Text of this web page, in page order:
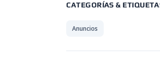
CATEGORÍAS &
Anuncios